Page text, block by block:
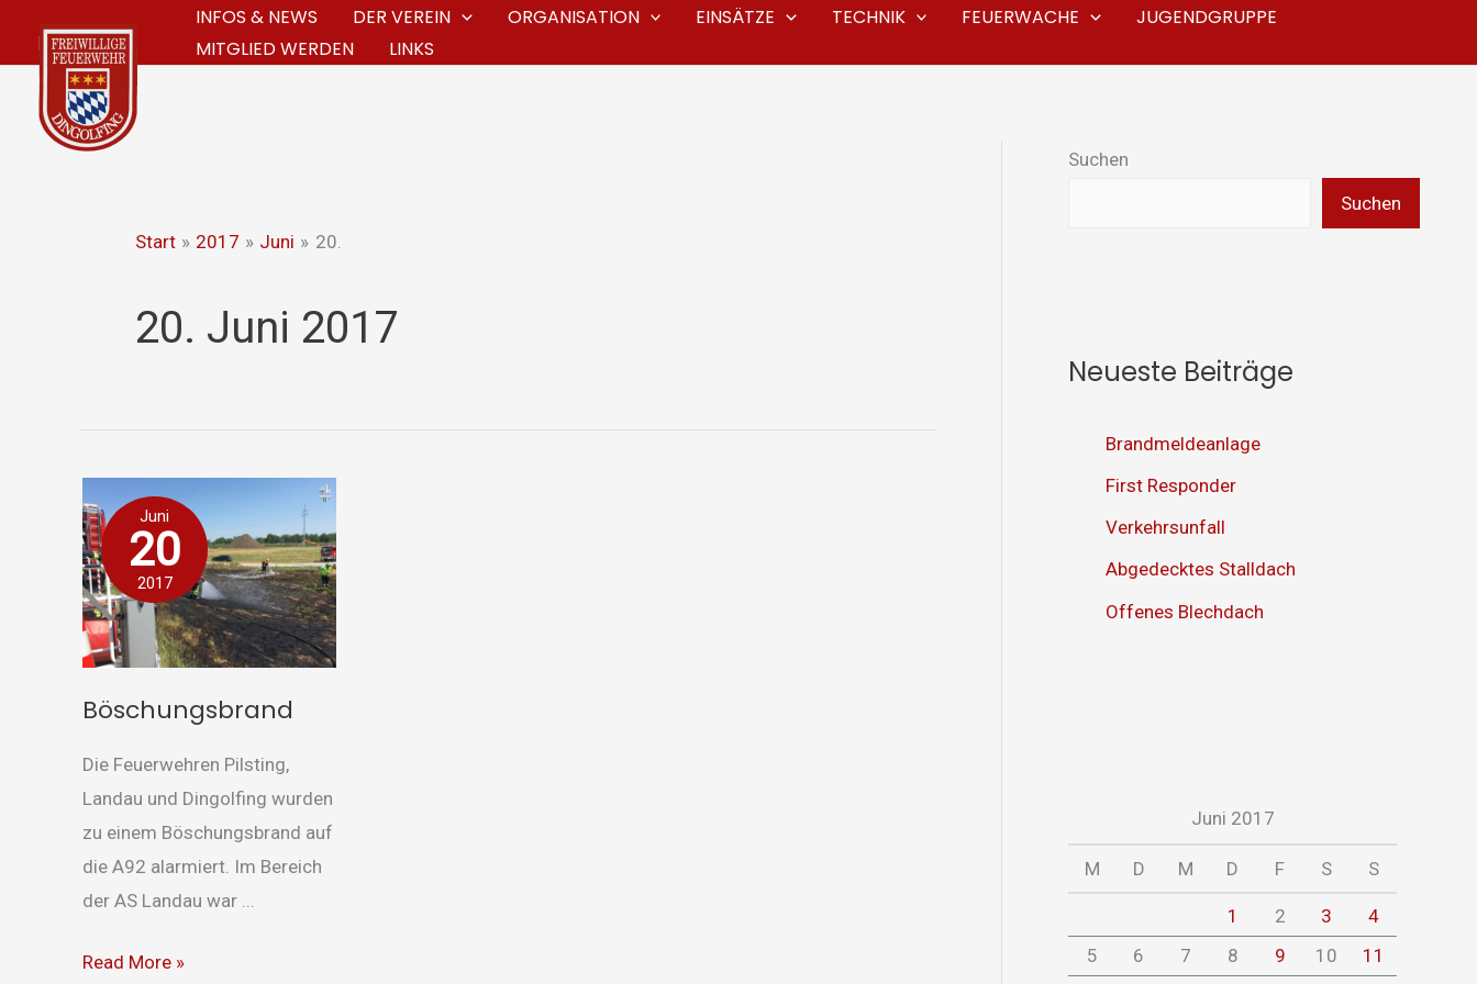
Inhalt
springen
INFOS & NEWS DER VEREIN ORGANISATION EINSÄTZE TECHNIK FEUERWACHE
JUGENDGRUPPE
MITGLIED WERDEN
LINKS
Start 2017 Juni 20.
20. Juni 2017
Juni
20
2017
Böschungsbrand
Die Feuerwehren Pilsting,
Landau und Dingolfing wurden
zu einem Böschungsbrand auf
die A92 alarmiert. Im Bereich
der AS Landau war ...
Böschungsbrand
Read More »
Suchen
Suchen
Neueste Beiträge
Brandmeldeanlage
First Responder
Verkehrsunfall
Abgedecktes Stalldach
Offenes Blechdach
Juni 2017
M D M D F S S
1 2 3
4
5
6 7 8 9 10
11